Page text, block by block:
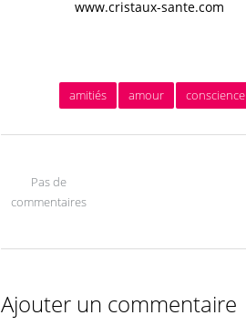
www.cristaux-sante.com
amitiés amour conscience
Pas de
commentaires
Ajouter un commentaire